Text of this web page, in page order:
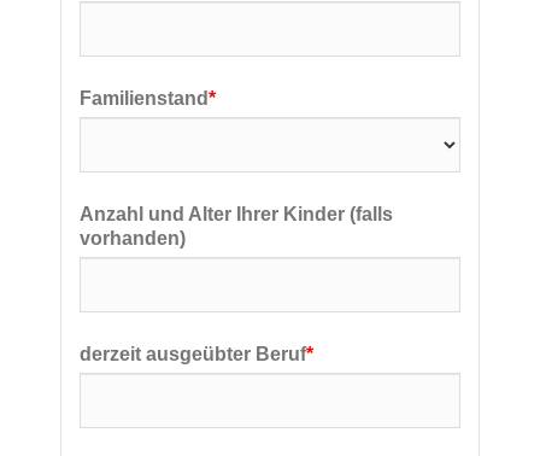
Familienstand*
Anzahl und Alter Ihrer Kinder (falls
vorhanden)
derzeit ausgeübter Beruf*